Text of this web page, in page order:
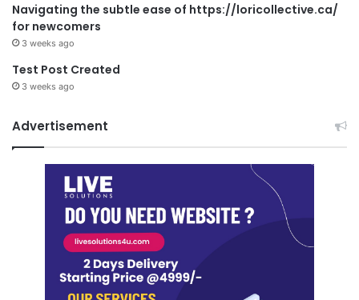
Navigating the subtle ease of https://loricollective.ca/
for newcomers
3 weeks ago
Test Post Created
3 weeks ago
Advertisement